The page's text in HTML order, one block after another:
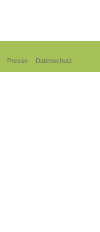
Presse Datenschutz